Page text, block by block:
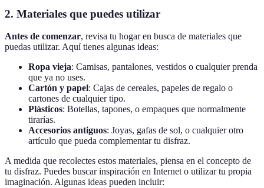
2. Materiales que puedes utilizar
Antes de comenzar, revisa tu hogar en busca de materiales que
puedas utilizar. Aquí tienes algunas ideas:
Ropa vieja: Camisas, pantalones, vestidos o cualquier prenda
que ya no uses.
Cartón y papel: Cajas de cereales, papeles de regalo o
cartones de cualquier tipo.
Plásticos: Botellas, tapones, o empaques que normalmente
tirarías.
Accesorios antiguos: Joyas, gafas de sol, o cualquier otro
artículo que pueda complementar tu disfraz.
A medida que recolectes estos materiales, piensa en el concepto de
tu disfraz. Puedes buscar inspiración en Internet o utilizar tu propia
imaginación. Algunas ideas pueden incluir: